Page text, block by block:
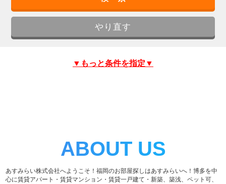
▼もっと条件を指定▼
ABOUT US
あすみらい株式会社へようこそ！福岡のお部屋探しはあすみらいへ！博多を中
心に賃貸アパート・賃貸マンション・賃貸一戸建て・新築、築浅、ペット可、